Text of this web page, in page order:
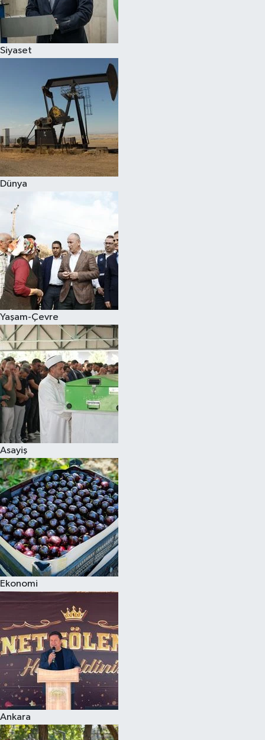
Siyaset
Dünya
Yaşam-Çevre
Asayiş
Ekonomi
Ankara
Spor
Çocuk
Eğitim
Hava Durumu
Kadın
Kültür Sanat
Sağlık
Siyaset
Teknoloji
Televizyon
Yaşam-Çevre